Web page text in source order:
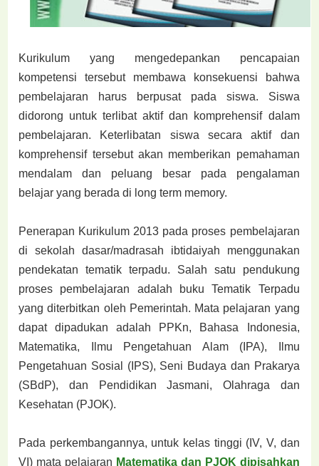
Kurikulum yang mengedepankan pencapaian
kompetensi tersebut membawa konsekuensi bahwa
pembelajaran harus berpusat pada siswa. Siswa
didorong untuk terlibat aktif dan komprehensif dalam
pembelajaran. Keterlibatan siswa secara aktif dan
komprehensif tersebut akan memberikan pemahaman
mendalam dan peluang besar pada pengalaman
belajar yang berada di long term memory.
Penerapan Kurikulum 2013 pada proses pembelajaran
di sekolah dasar/madrasah ibtidaiyah menggunakan
pendekatan tematik terpadu. Salah satu pendukung
proses pembelajaran adalah buku Tematik Terpadu
yang diterbitkan oleh Pemerintah. Mata pelajaran yang
dapat dipadukan adalah PPKn, Bahasa Indonesia,
Matematika, Ilmu Pengetahuan Alam (IPA), Ilmu
Pengetahuan Sosial (IPS), Seni Budaya dan Prakarya
(SBdP), dan Pendidikan Jasmani, Olahraga dan
Kesehatan (PJOK).
Pada perkembangannya, untuk kelas tinggi (IV, V, dan
VI) mata pelajaran Matematika dan PJOK dipisahkan